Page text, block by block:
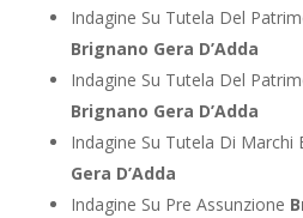
Indagine Su Tutela Del
Brignano Gera D’Adda
Indagine Su Tutela Del
Brignano Gera D’Adda
Indagine Su Tutela Di Marchi
Gera D’Adda
Indagine Su Pre Assunzione